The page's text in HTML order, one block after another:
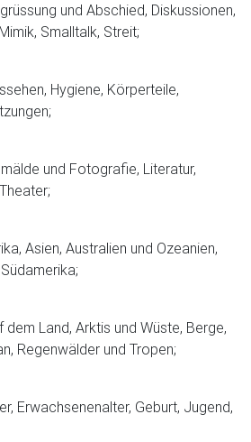
und Abschied, Diskussionen,
Smalltalk, Streit;
Hygiene, Körperteile,
und Fotografie, Literatur,
Asien, Australien und Ozeanien,
dem Land, Arktis und Wüste, Berge,
Regenwälder und Tropen;
Erwachsenenalter, Geburt, Jugend,